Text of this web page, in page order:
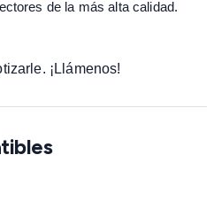
de la más alta calidad.
¡Llámenos!